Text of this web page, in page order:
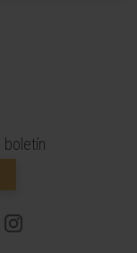
boletín